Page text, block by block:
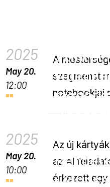
2025
May 20.
12:00
A
szegmenst
notebookjai
2025
May 20.
10:00
Szintet
Az új
az AI
érkezett